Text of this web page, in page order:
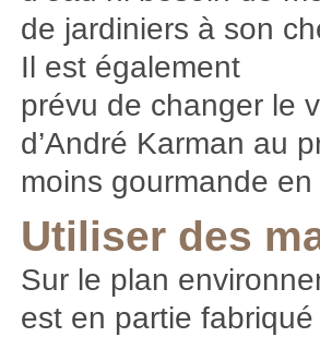
de jardiniers à son
Il est également
prévu de changer le
d’André Karman au
moins gourmande
Utiliser des
Sur le plan
est en partie